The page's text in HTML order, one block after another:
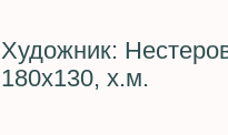
Художник:
180х130, х.м.